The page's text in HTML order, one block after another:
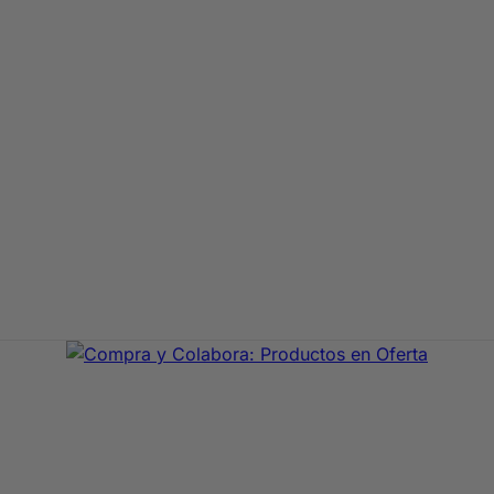
de primeras marcas. En Compra y Colabora